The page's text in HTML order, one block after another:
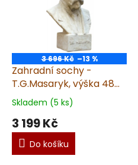
3 696 Kč –13 %
Zahradní sochy -
T.G.Masaryk, výška 48
cm, 19 kg
Skladem (5 ks)
3 199 Kč
Do košíku